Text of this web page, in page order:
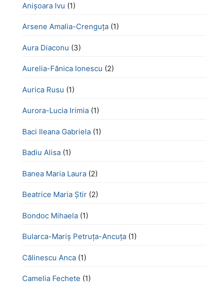
Anișoara Ivu (1)
Arsene Amalia-Crenguța (1)
Aura Diaconu (3)
Aurelia-Fănica Ionescu (2)
Aurica Rusu (1)
Aurora-Lucia Irimia (1)
Baci Ileana Gabriela (1)
Badiu Alisa (1)
Banea Maria Laura (2)
Beatrice Maria Știr (2)
Bondoc Mihaela (1)
Bularca-Mariș Petruța-Ancuța (1)
Călinescu Anca (1)
Camelia Fechete (1)